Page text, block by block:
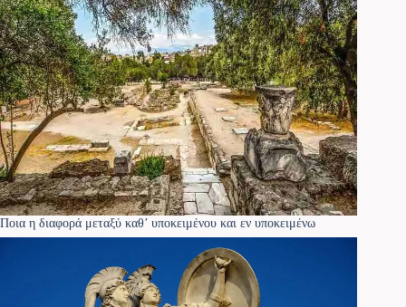
Ποια η διαφορά μεταξύ καθ’ υποκειμένου και εν υποκειμένω